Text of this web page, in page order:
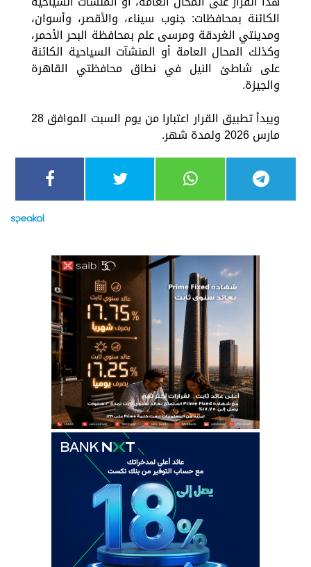
الكائنة بمحافظات: جنوب سيناء، والأقصر، وأسوان،
ومدينتي الغردقة ومرسى علم بمحافظة البحر الأحمر،
وكذلك المحال العامة أو المنشآت السياحية الكائنة
على شاطئ النيل في نطاق محافظتي القاهرة
والجيزة.
ويبدأ تطبيق القرار اعتبارا من يوم السبت الموافق 28
مارس 2026 ولمدة شهر.